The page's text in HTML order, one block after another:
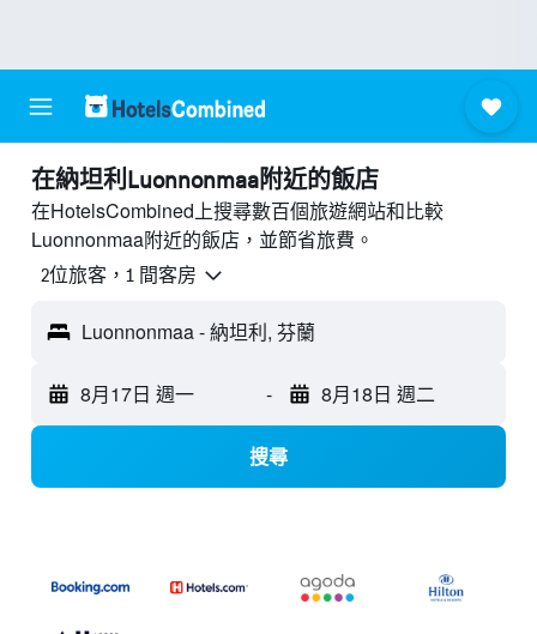
​在納坦利Luonnonmaa附近​的飯店
在HotelsCombined上搜尋數百個旅遊網站和比較
Luonnonmaa附近的飯店，並節省旅費。
2位旅客，1 間客房
Luonnonmaa - 納坦利, 芬蘭
8月17日 週一 - 8月18日 週二
搜尋